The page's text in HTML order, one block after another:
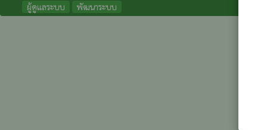
ผู้ดูแลระบบ พัฒนาระบบ